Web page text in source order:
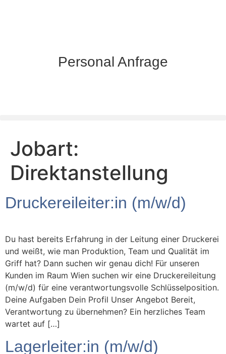
Personal Anfrage
Jobart:
Direktanstellung
Druckereileiter:in (m/w/d)
Du hast bereits Erfahrung in der Leitung einer Druckerei
und weißt, wie man Produktion, Team und Qualität im
Griff hat? Dann suchen wir genau dich! Für unseren
Kunden im Raum Wien suchen wir eine Druckereileitung
(m/w/d) für eine verantwortungsvolle Schlüsselposition.
Deine Aufgaben Dein Profil Unser Angebot Bereit,
Verantwortung zu übernehmen? Ein herzliches Team
wartet auf […]
Lagerleiter:in (m/w/d)